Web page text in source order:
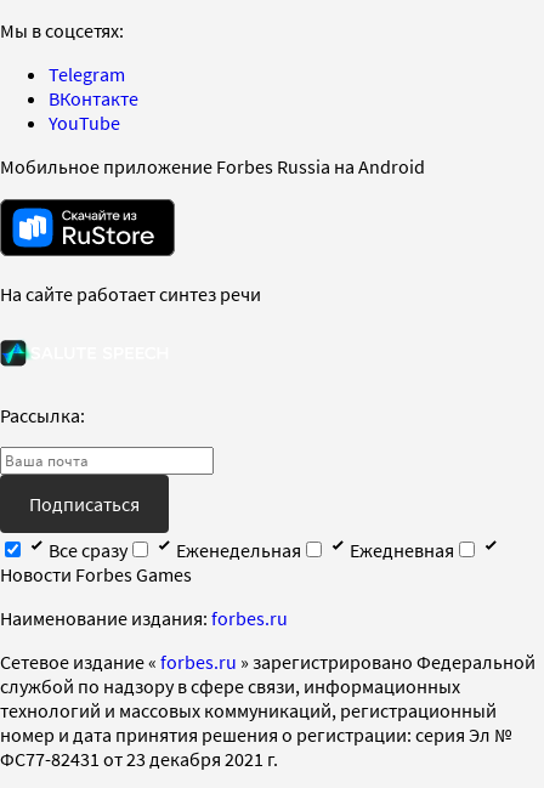
Мы в соцсетях:
Telegram
ВКонтакте
YouTube
Мобильное приложение Forbes Russia на Android
На сайте работает синтез речи
Рассылка:
Подписаться
Все сразу
Еженедельная
Ежедневная
Новости Forbes Games
Наименование издания: forbes.ru
Cетевое издание « forbes.ru » зарегистрировано Федеральной
службой по надзору в сфере связи, информационных
технологий и массовых коммуникаций, регистрационный
номер и дата принятия решения о регистрации: серия Эл №
ФС77-82431 от 23 декабря 2021 г.